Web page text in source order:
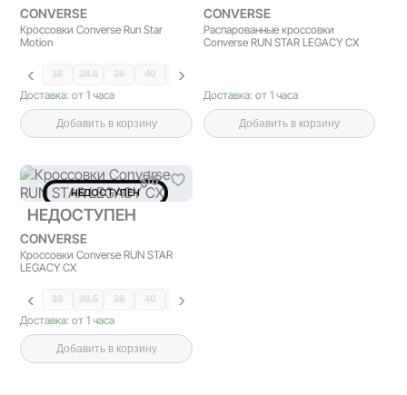
CONVERSE
Кроссовки Converse Run Star
Motion
38 38.5 39 40 40.5
Доставка: от 1 часа
Добавить в корзину
CONVERSE
Распарованные кроссовки
Converse RUN STAR LEGACY CX
Доставка: от 1 часа
Добавить в корзину
НЕДОСТУПЕН
НЕДОСТУПЕН
CONVERSE
Кроссовки Converse RUN STAR
LEGACY CX
38 38.5 39 40 40.5
Доставка: от 1 часа
Добавить в корзину